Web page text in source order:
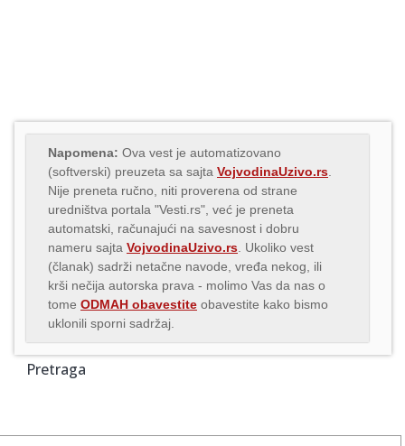
Napomena: Ova vest je automatizovano
(softverski) preuzeta sa sajta VojvodinaUzivo.rs
Nije preneta ručno, niti proverena od strane
uredništva portala "Vesti.rs", već je preneta
automatski, računajući na savesnost i dobru
nameru sajta VojvodinaUzivo.rs . Ukoliko vest
(članak) sadrži netačne navode, vređa nekog, ili
krši nečija autorska prava - molimo Vas da nas o
tome ODMAH obavestite obavestite kako bismo
uklonili sporni sadržaj.
Pretraga